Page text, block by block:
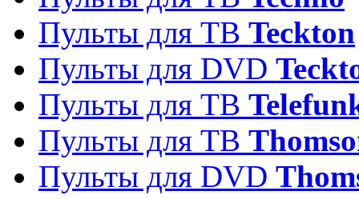
Пульты для ТВ Teckton
Пульты для DVD
Пульты для ТВ
Пульты для ТВ
Пульты для DVD